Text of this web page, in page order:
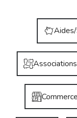
Associations